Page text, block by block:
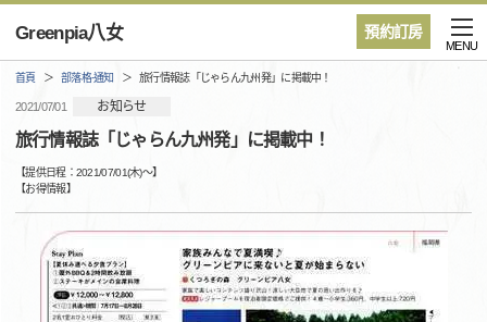
預約訂房
Greenpia八女
MENU
首頁 部落格·通知 旅行情報誌「じゃらん九州発」に掲載中！
2021/07/01 お知らせ
旅行情報誌「じゃらん九州発」に掲載中！
【提供日程： 2021/07/01(木)〜】
【お得情報】